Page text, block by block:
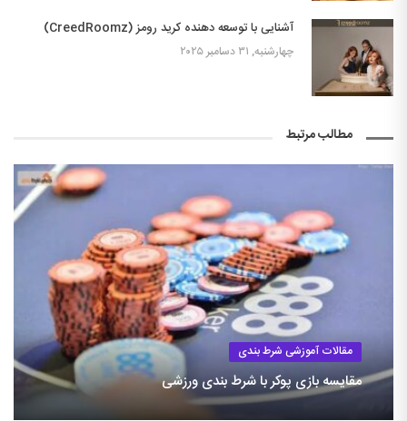
آشنایی با توسعه دهنده کرید رومز (CreedRoomz)
چهارشنبه, ۳۱ دسامبر ۲۰۲۵
مطالب مرتبط
مقالات آموزشی شرط بندی
مقایسه بازی پوکر با شرط بندی ورزشی